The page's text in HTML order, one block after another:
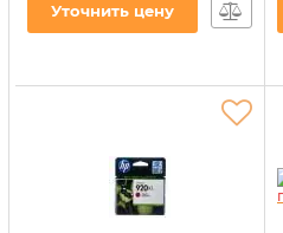
Уточнить цену